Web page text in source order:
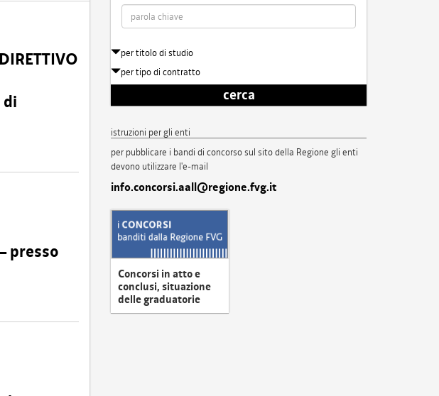
di
presso
per titolo di studio
per tipo di contratto
cerca
istruzioni per gli enti
per pubblicare i bandi di concorso sul sito della Regione gli enti
devono utilizzare l'e-mail
info.concorsi.aall@regione.fvg.it
Concorsi in atto e
conclusi, situazione
delle graduatorie